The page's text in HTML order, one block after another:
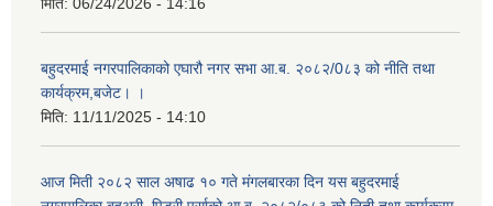
मिति: 06/24/2026 - 14:16
बहुदरमाई नगरपालिकाको एघारौ नगर सभा आ.ब. २०८२/0८३ को नीति तथा
कार्यक्रम,बजेट। ।
मिति: 11/11/2025 - 14:10
आज मिती २०८२ साल अषाढ १० गते मंगलबारका दिन यस बहुदरमाई